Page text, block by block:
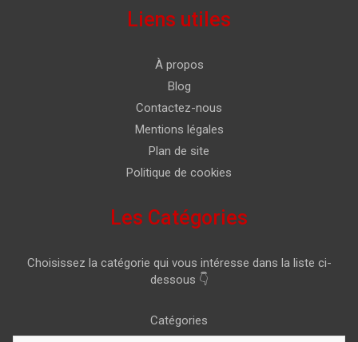
Liens utiles
À propos
Blog
Contactez-nous
Mentions légales
Plan de site
Politique de cookies
Les Catégories
Choisissez la catégorie qui vous intéresse dans la liste ci-
dessous 👇
Catégories